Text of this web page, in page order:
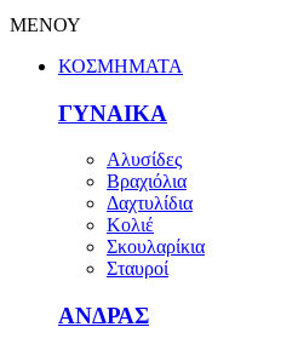
ΜΕΝΟΥ
ΚΟΣΜΗΜΑΤΑ
ΓΥΝΑΙΚΑ
Αλυσίδες
Βραχιόλια
Δαχτυλίδια
Κολιέ
Σκουλαρίκια
Σταυροί
ΑΝΔΡΑΣ